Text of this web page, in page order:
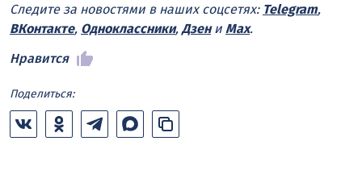
Следите за новостями в наших соцсетях: Telegram,
ВКонтакте, Одноклассники, Дзени Max.
Нравится
Поделиться: